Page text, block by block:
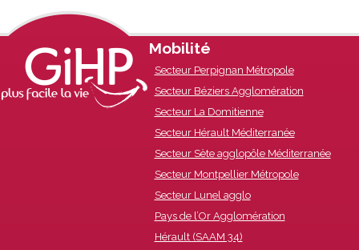
Footer
Content
Mobilité
Secteur Perpignan Métropole
Secteur Béziers Agglomération
Secteur La Domitienne
Secteur Hérault Méditerranée
Secteur Sète agglopôle Méditerranée
Secteur Montpellier Métropole
Secteur Lunel agglo
Pays de l’Or Agglomération
Hérault (SAAM 34)